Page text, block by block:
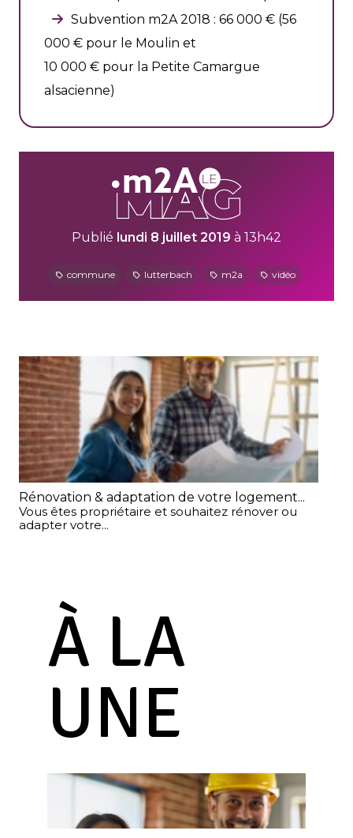
Subvention m2A 2018 : 66 000 € (56
000 € pour le Moulin et
10 000 € pour la Petite Camargue
alsacienne)
Publié lundi 8 juillet 2019 à 13h42
commune lutterbach m2a vidéo
Rénovation & adaptation de votre logement...
Vous êtes propriétaire et souhaitez rénover ou
adapter votre...
À LA
UNE